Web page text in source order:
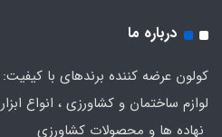
درباره ما
کولون عرضه کننده برندهای با کیفیت:
لوازم ساختمان و کشاورزی ، انواع ابزار
نهاده ها و محصولات کشاورزی